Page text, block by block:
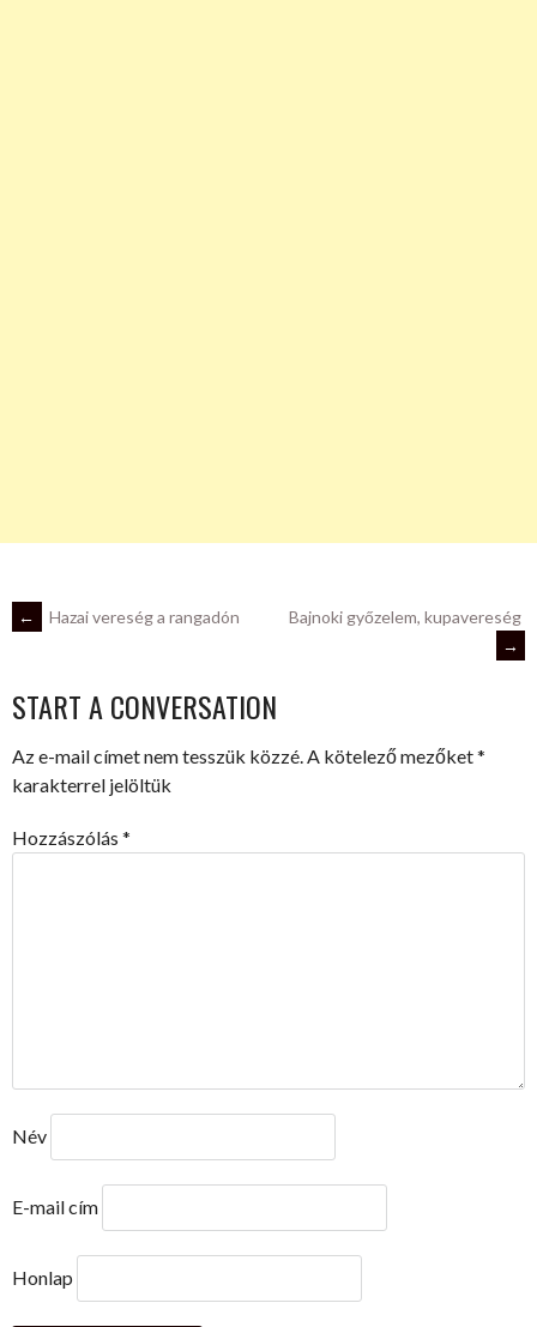
POST
NAVIGATION
← Hazai vereség a rangadón
Bajnoki győzelem, kupavereség
→
START A CONVERSATION
Az e-mail címet nem tesszük közzé.A kötelező mezőket*
karakterrel jelöltük
Hozzászólás *
Név
E-mail cím
Honlap